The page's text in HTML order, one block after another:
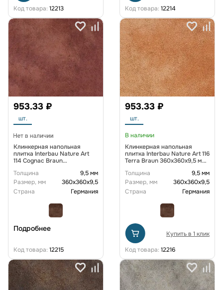
Код товара: 12213 Код товара: 12214
953.33 ₽
шт.
Клинкерная напольная
плитка Interbau Nature Art
114 Cognac Braun
Толщина
9,5 мм
Размер, мм
360х360х9,5
Страна
Германия
Подробнее
Код товара: 12215
953.33 ₽
шт.
В наличии
Клинкерная напольная
плитка Interbau Nature Art 116
Terra Braun 360x360x9,5 мм
Толщина
9,5 мм
Размер, мм
360х360х9,5
Страна
Германия
Купить в 1 клик
Код товара: 12216